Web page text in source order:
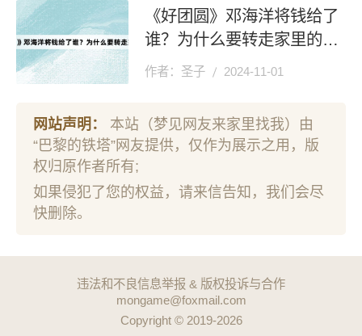
《好团圆》邓海洋将钱给了
谁？为什么要转走家里的
钱？
作者：圣子 2024-11-01
网站声明：
本站（梦见网友来家里找我）由
“巴黎的铁塔”网友提供，仅作为展示之用，版
权归原作者所有;
如果侵犯了您的权益，请来信告知，我们会尽
快删除。
违法和不良信息举报 & 版权投诉与合作
mongame@foxmail.com
Copyright © 2019-2026